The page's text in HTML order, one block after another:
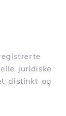
juridiske
distinkt og